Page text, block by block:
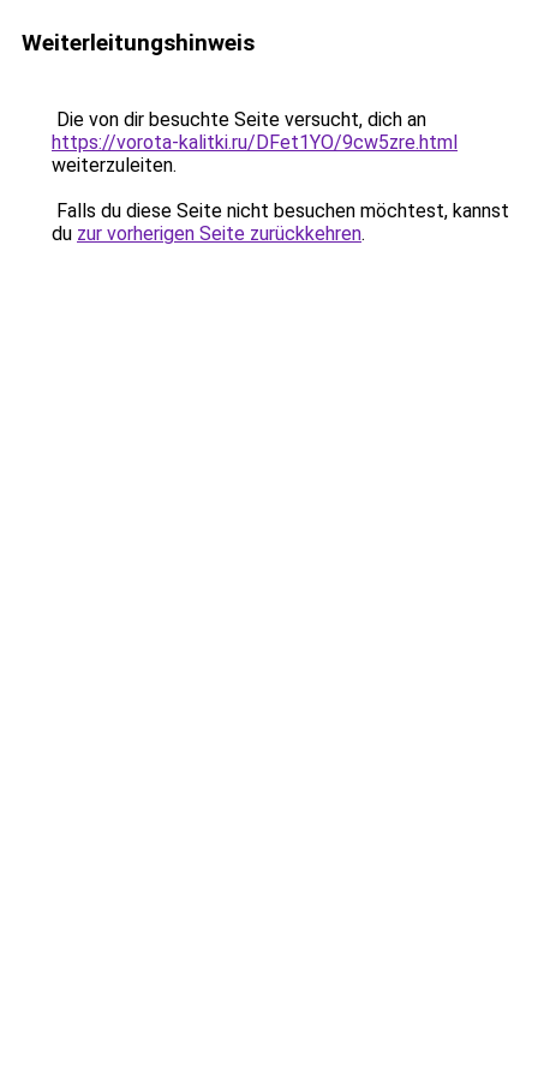
Weiterleitungshinweis
Die von dir besuchte Seite versucht, dich an
https://vorota-kalitki.ru/DFet1YO/9cw5zre.html
weiterzuleiten.
Falls du diese Seite nicht besuchen möchtest, kannst
du zur vorherigen Seite zurückkehren.